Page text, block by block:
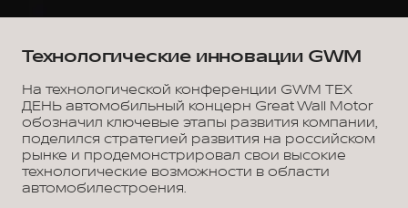
Технологические инновации GWM
На технологической конференции GWM ТЕХ
ДЕНЬ автомобильный концерн Great Wall Motor
обозначил ключевые этапы развития компании,
поделился стратегией развития на российском
рынке и продемонстрировал свои высокие
технологические возможности в области
автомобилестроения.